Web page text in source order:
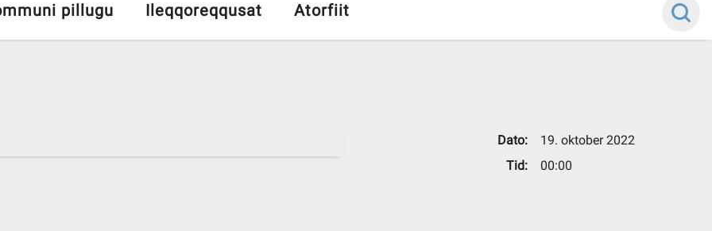
pillugu Ileqqoreqqusat Atorfiit
Dato:
19. oktober 2022
Tid:
00:00